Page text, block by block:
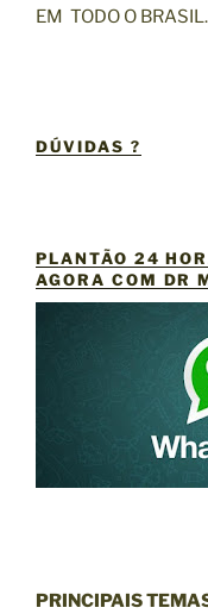
EM TODO O BRASIL.
DÚVIDAS ?
PLANTÃO 24
AGORA COM DR
PRINCIPAIS